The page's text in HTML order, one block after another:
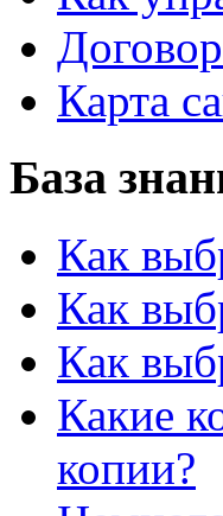
Карта
База
Как
Как
Как
Какие
копии?